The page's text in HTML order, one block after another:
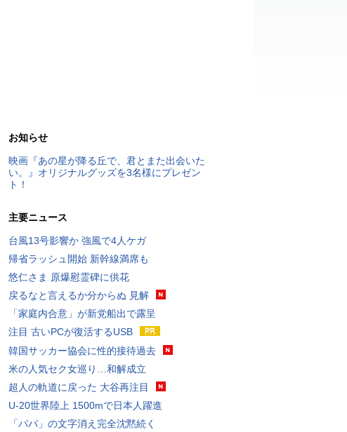
お知らせ
映画『あの星が降る丘で、君とまた出会いた
い。』オリジナルグッズを3名様にプレゼン
ト！
主要ニュース
台風13号影響か 強風で4人ケガ
帰省ラッシュ開始 新幹線満席も
悠仁さま 原爆慰霊碑に供花
戻るなと言えるか分からぬ 見解
「家庭内合意」が新党船出で露呈
注目 古いPCが復活するUSB
韓国サッカー協会に性的接待過去
米の人気セク女巡り…和解成立
超人の軌道に戻った 大谷再注目
U-20世界陸上 1500mで日本人躍進
「パパ」の文字消え完全沈黙続く